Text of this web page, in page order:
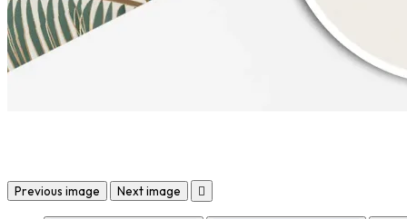
Previous image Next image 